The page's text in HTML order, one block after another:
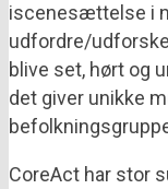
iscenesættelse i
udfordre/
blive set, hørt og
det giver unikke
CoreAct har stor